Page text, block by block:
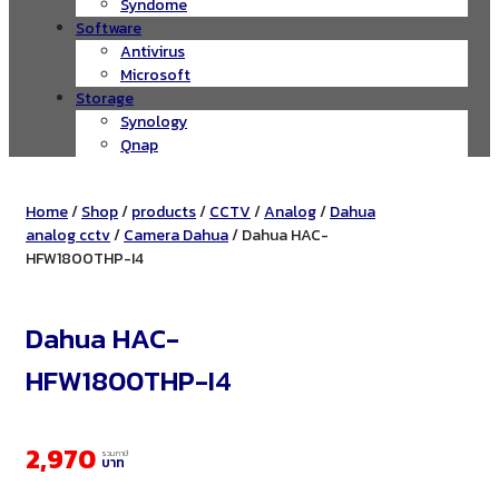
Syndome
Software
Antivirus
Microsoft
Storage
Synology
Qnap
Home/Shop/products/CCTV/Analog/Dahua
analog cctv/Camera Dahua/ Dahua HAC-
HFW1800THP-I4
Dahua HAC-
HFW1800THP-I4
2,970 รวมภาษี
บาท